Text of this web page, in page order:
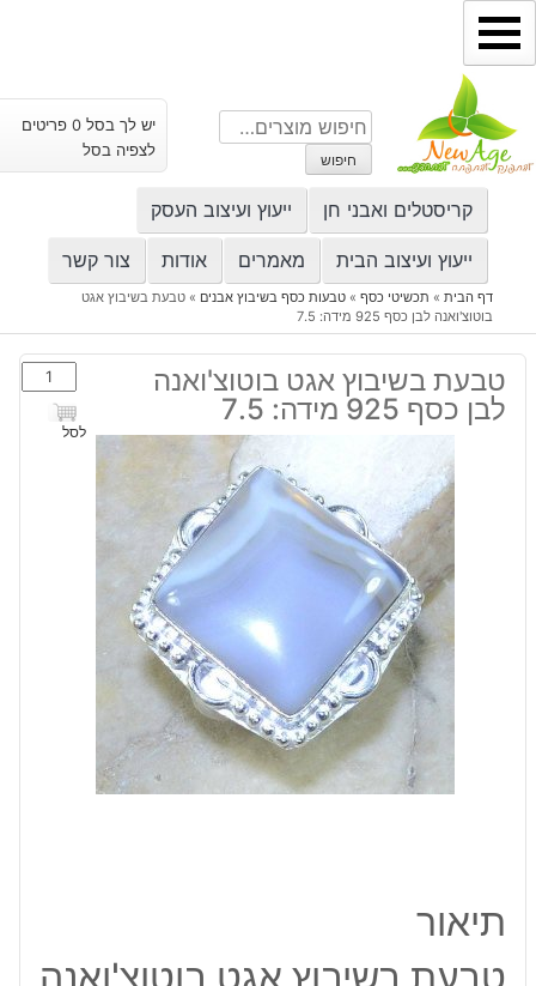
דילוג
לתוכן
חיפוש
עבור:
חיפוש
יש לך בסל 0 פריטים
לצפיה בסל
קריסטלים ואבני חן ייעוץ ועיצוב העסק
ייעוץ ועיצוב הבית מאמרים אודות צור קשר
דף הבית» תכשיטי כסף» טבעות כסף בשיבוץ אבנים » טבעת בשיבוץ אגט
בוטוצ'ואנה לבן כסף 925 מידה: 7.5
טבעת בשיבוץ אגט בוטוצ'ואנה
לבן כסף 925 מידה: 7.5
כמות
של
טבעת
לסל
תיאור